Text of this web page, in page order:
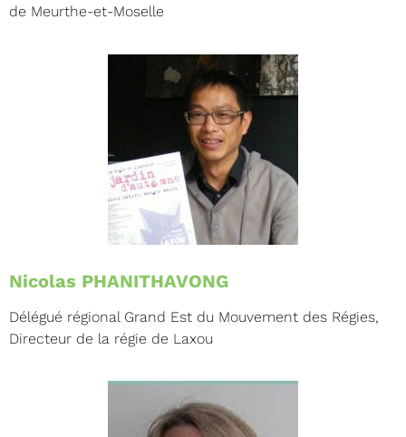
de Meurthe-et-Moselle
Nicolas PHANITHAVONG
Délégué régional Grand Est du Mouvement des Régies,
Directeur de la régie de Laxou